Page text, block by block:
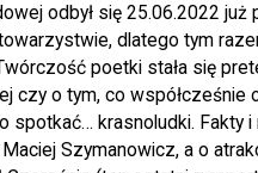
odbył się 25.06.2022
dlatego tym
poetki stała się
czy o tym, co współcześnie
spotkać… krasnoludki.
Szymanowicz, a o